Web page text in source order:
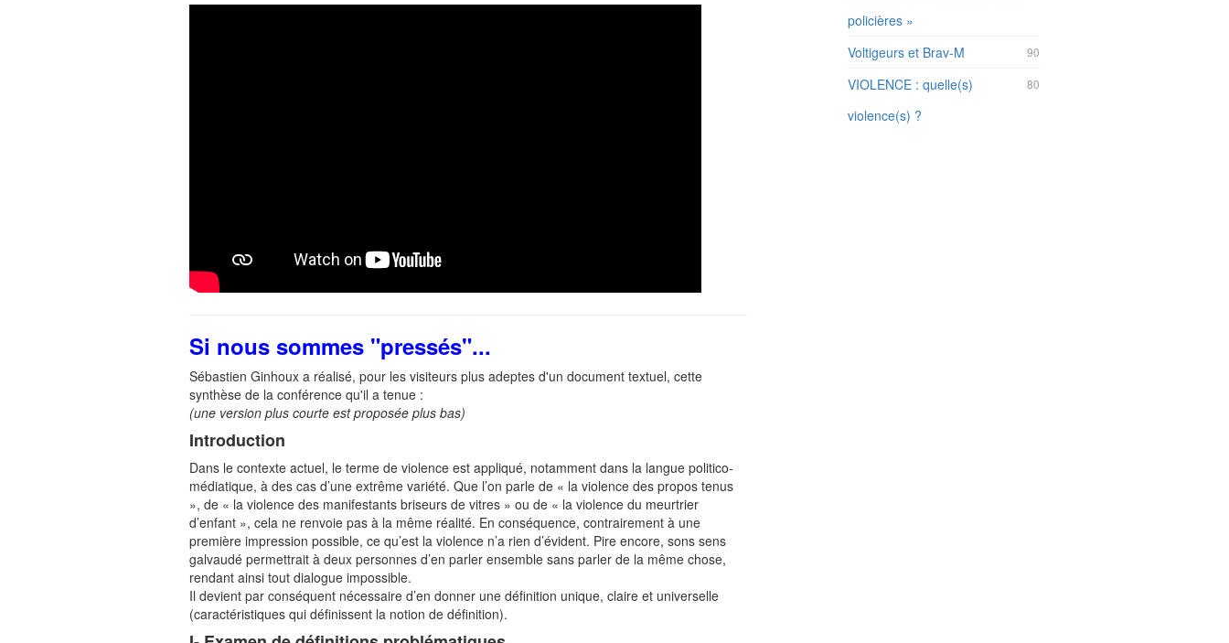
Si nous sommes "pressés"...
Sébastien Ginhoux a réalisé, pour les visiteurs plus adeptes d'un document textuel, cette
synthèse de la conférence qu'il a tenue :
(une version plus courte est proposée plus bas)
Introduction
Dans le contexte actuel, le terme de violence est appliqué, notamment dans la langue politico-
médiatique, à des cas d’une extrême variété. Que l’on parle de « la violence des propos tenus
», de « la violence des manifestants briseurs de vitres » ou de « la violence du meurtrier
d’enfant », cela ne renvoie pas à la même réalité. En conséquence, contrairement à une
première impression possible, ce qu’est la violence n’a rien d’évident. Pire encore, sons sens
galvaudé permettrait à deux personnes d’en parler ensemble sans parler de la même chose,
rendant ainsi tout dialogue impossible.
Il devient par conséquent nécessaire d’en donner une définition unique, claire et universelle
(caractéristiques qui définissent la notion de définition).
policières »
90
Voltigeurs et Brav-M
80
VIOLENCE : quelle(s)
violence(s) ?